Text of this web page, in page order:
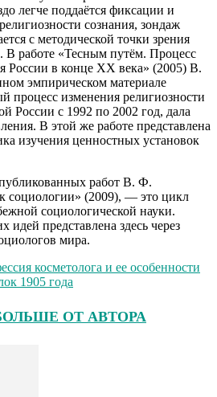
легче поддаётся фиксации и
сознания, зондаж
с методической точки зрения
В работе «Тесным путём. Процесс
России в конце ХХ века» (2005) В.
эмпирическом материале
процесс изменения религиозности
России с 1992 по 2002 год, дала
В этой же работе представлена
изучения ценностных установок
работ В. Ф.
социологии» (2009), — это цикл
социологической науки.
идей представлена здесь через
мира.
косметолога и ее особенности
1905 года
ОТ АВТОРА